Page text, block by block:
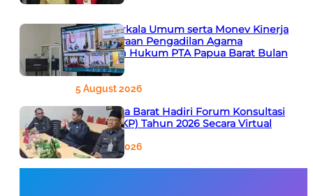
Rapat Berkala Umum serta Monev Kinerja
Kepaniteraan Pengadilan Agama
Sewilayah Hukum PTA Papua Barat Bulan
Agustus
5 August 2026
PTA Papua Barat Hadiri Forum Konsultasi
Publik (FKP) Tahun 2026 Secara Virtual
5 August 2026